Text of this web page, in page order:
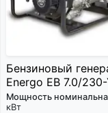
Бензиновый
Energo EB 7.0/230-
Мощность
кВт